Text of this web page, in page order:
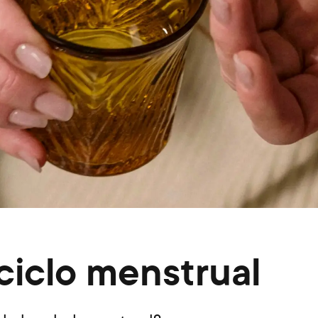
menstrual